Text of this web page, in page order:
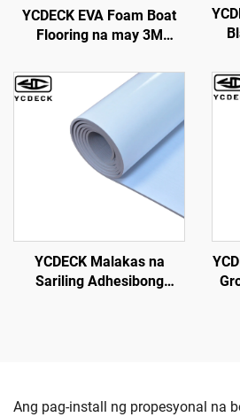
YCDECK EVA Foam Boat
Flooring na may 3M
Self-Adhesive Decking
96''x45.6''\/36''\/21.6''\/16.8''\/7.2'',
Faux Teak Sheet para sa
Jon Boats Motorboat RV
Yacht Kayak Surfboard
YCDECK Malakas na
Sariling Adhesibong
Ang pag-install ng propesyonal na